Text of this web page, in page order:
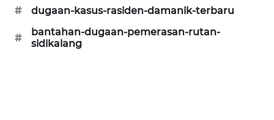
#
dugaan-kasus-rasiden-damanik-terbaru
#
bantahan-dugaan-pemerasan-rutan-
sidikalang
HUMBANG
NEWS